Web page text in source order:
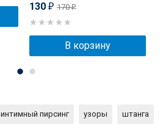
130 ₽ 170₽
В корзину
интимный пирсинг узоры штанга